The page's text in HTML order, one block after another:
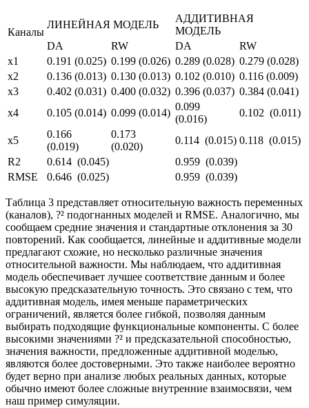
Каналы
ЛИНЕЙНАЯ МОДЕЛЬ
АДДИТИВНАЯ
МОДЕЛЬ
DA
RW DA
RW
x1
0.191 (0.025) 0.199 (0.026) 0.289 (0.028) 0.279 (0.028)
x2
0.136 (0.013) 0.130 (0.013) 0.102 (0.010) 0.116 (0.009)
x3
0.402 (0.031) 0.400 (0.032) 0.396 (0.037) 0.384 (0.041)
x4
0.105 (0.014) 0.099 (0.014)
0.099
(0.016)
0.102 (0.011)
x5
0.166
(0.019)
0.173
(0.020)
0.114 (0.015) 0.118 (0.015)
R2
0.614 (0.045)
0.959 (0.039)
RMSE
0.646 (0.025) 0.959 (0.039)
Таблица 3 представляет относительную важность переменных
(каналов), ?² подогнанных моделей и RMSE. Аналогично, мы
сообщаем средние значения и стандартные отклонения за 30
повторений. Как сообщается, линейные и аддитивные модели
предлагают схожие, но несколько различные значения
относительной важности. Мы наблюдаем, что аддитивная
модель обеспечивает лучшее соответствие данным и более
высокую предсказательную точность. Это связано с тем, что
аддитивная модель, имея меньше параметрических
ограничений, является более гибкой, позволяя данным
выбирать подходящие функциональные компоненты. С более
высокими значениями ?² и предсказательной способностью,
значения важности, предложенные аддитивной моделью,
являются более достоверными. Это также наиболее вероятно
будет верно при анализе любых реальных данных, которые
обычно имеют более сложные внутренние взаимосвязи, чем
наш пример симуляции.